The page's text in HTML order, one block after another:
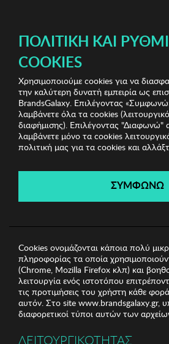
Biston Ανδρικά Μπουφάν
BISTON
Biston
Λήγει σε: 00ημέρες | 00ώρες 00
ΠΟΛΙΤΙΚΉ ΚΑΙ
COOKIES
Χρησιμοποιούμε cookies για να
την καλύτερη δυνατή εμπειρία ως
BrandsGalaxy. Επιλέγοντας
λαμβάνετε όλα τα cookies
διαφήμισης). Επιλέγοντας "Διαφωνώ"
λαμβάνετε μόνο τα cookies
πολιτική μας για τα cookies και
ΣΥΜΦΩΝΩ
Cookies ονομάζονται κάποια πολύ
πληροφορίας τα οποία
(Chrome, Mozilla Firefox κλπ) και
λειτουργία ενός ιστοτόπου
τις προτιμήσεις του χρήστη κάθε
αυτόν. Στο site www.brandsgalaxy.gr,
διαφορετικοί τύποι αυτών των
ΛΕΙΤΟΥΡΓΙΚΟΤΗΤΑΣ